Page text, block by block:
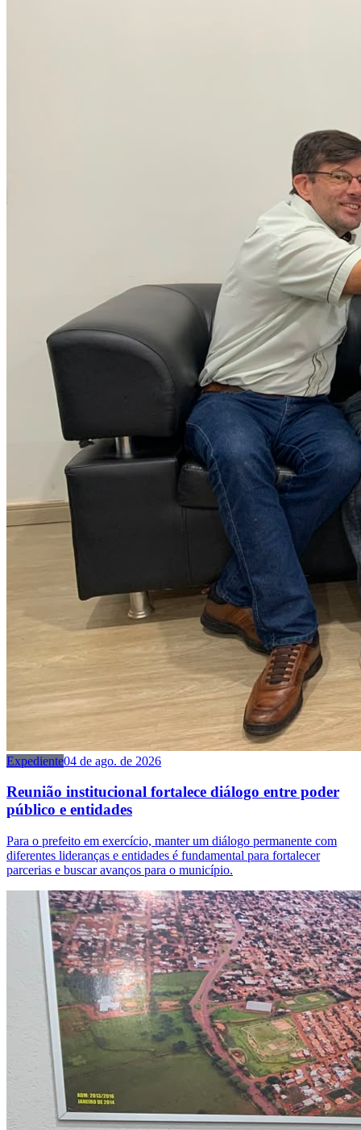
Expediente04 de ago. de 2026
Reunião institucional fortalece diálogo entre poder
público e entidades
Para o prefeito em exercício, manter um diálogo permanente com
diferentes lideranças e entidades é fundamental para fortalecer
parcerias e buscar avanços para o município.